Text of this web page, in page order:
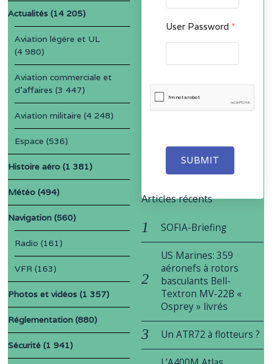
User Password *
SUBMIT
Actualités (14 205)
Aviation légère et UL
(4 980)
Aviation commerciale et
d'affaires (3 447)
Aviation militaire (4 248)
Espace (536)
Histoire aéro (1 381)
Météo (494)
Navigation (560)
Radio (161)
VFR (163)
Photos et vidéos (1 357)
Réglementation (880)
Sécurité (1 941)
Articles récents
SOFIA-Briefing
US Marines: 359
aéronefs à rotors
basculants Bell-
Textron MV-22B «
Osprey » livrés
Un ATR72 à flotteurs ?